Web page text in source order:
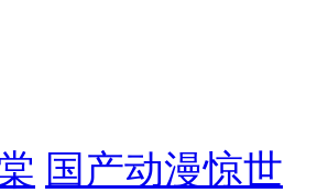
国产动漫惊世